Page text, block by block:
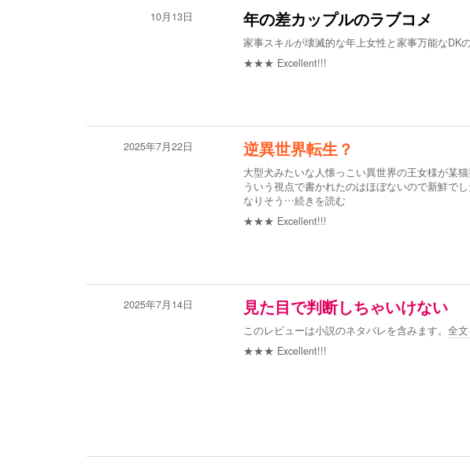
10月13日 年の差カップルのラブコメ
家事スキルが壊滅的な年上女性と家事万能なDK
★★★ Excellent!!!
2025年7月22日 逆異世界転生？
大型犬みたいな人懐っこい異世界の王女様が某
ういう視点で書かれたのはほぼないので新鮮で
なりそう …続きを読む
★★★ Excellent!!!
2025年7月14日 見た目で判断しちゃいけない
このレビューは小説のネタバレを含みます。 全
★★★ Excellent!!!